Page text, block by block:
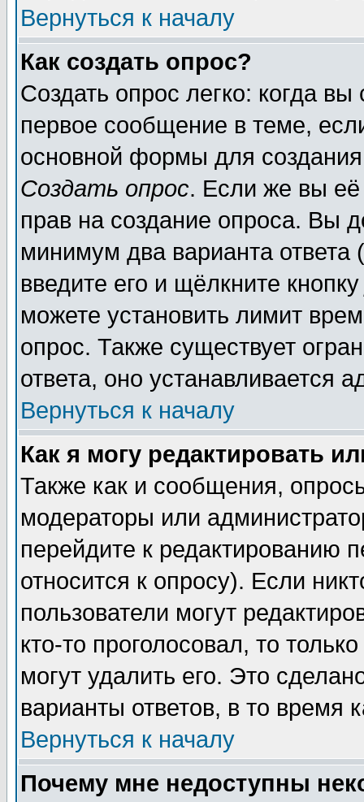
Вернуться к началу
Как создать опрос?
Создать опрос легко: когда
первое сообщение в теме,
основной формы для
Создать опрос. Если же вы её
прав на создание опроса. Вы
минимум два варианта ответа
введите его и щёлкните
можете установить лимит
опрос. Также существует
ответа, оно устанавливается
Вернуться к началу
Как я могу редактировать
Также как и сообщения,
модераторы или
перейдите к редактированию
относится к опросу). Если
пользователи могут
кто-то проголосовал, то
могут удалить его. Это
варианты ответов, в то время
Вернуться к началу
Почему мне недоступны